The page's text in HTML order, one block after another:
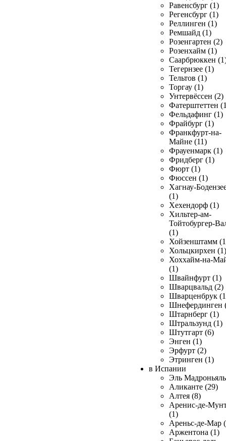
Равенсбург (1)
Регенсбург (1)
Реллинген (1)
Ремшайд (1)
Розенгартен (2)
Розенхайм (1)
Саарбрюккен
Тегернзее (1)
Тельтов (1)
Торгау (1)
Унтервёссен (2)
Фатерштеттен
Фельдафинг (1)
Фрайбург (1)
Франкфурт-на-
Майне (11)
Фрауенмарк (1)
Фридберг (1)
Фюрт (1)
Фюссен (1)
Хагнау-
(1)
Хехендорф (1)
Хильтер-ам-
Тойтобургер-
(1)
Хойзенштамм
Хольцкирхен (1)
Хоххайм-на-
(1)
Швайнфурт (1)
Шварцвальд (2)
Шварценбрук
Шнефердинген
Штарнберг (1)
Штральзунд (1)
Штутгарт (6)
Энген (1)
Эрфурт (2)
Этринген (1)
в Испании
Эль
Аликанте (29)
Алтея (8)
Аренис-де-
(1)
Ареньс-де-Мар
Аржентона (1)